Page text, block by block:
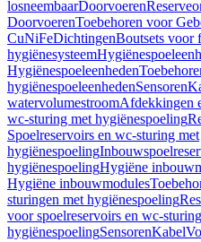
losneembaarDoorvoeren
DoorvoerenToebehoren voor
CuNiFeDichtingenBoutsets voor
hygiënesysteem
Hygiënespoeleenheden
hygiënespoeleenhedenSensoren
watervolumestroomAfdekkingen
wc-sturing met hygiënespoeling
Spoelreservoirs en wc-sturing met
hygiënespoeling
hygiënespoelingHygiëne
Hygiëne inbouwmodules
sturingen met hygiënespoeling
voor spoelreservoirs en wc-
hygiënespoelingSensorenKabel